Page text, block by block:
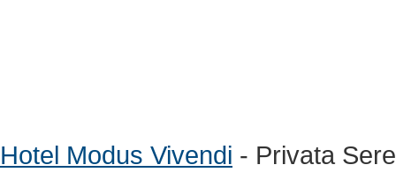
Hotel Modus Vivendi - Privata